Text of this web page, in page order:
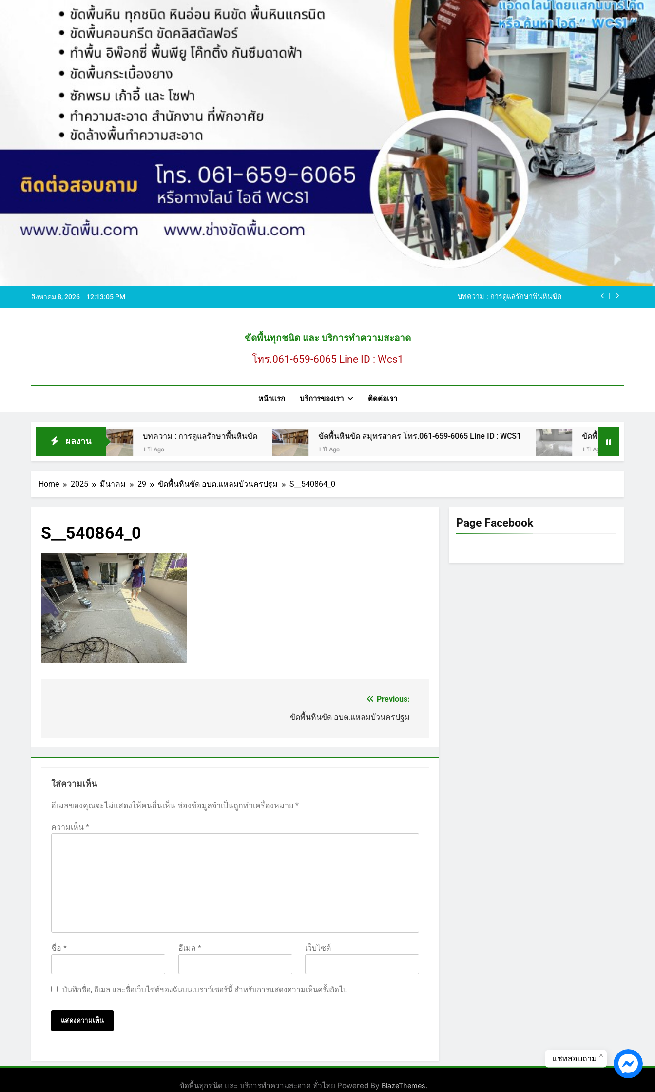
สิงหาคม 8, 2026 12:13:06 PM
ขัดพื้นหินขัด อบต.แหลมบัวนครปฐม
ขัดพื้นหินอ่อน โทร.0616596065 ไลน์ WCS1
บทความ : การดูแลรักษาพื้นหินขัด
ขัดพื้นหินขัด สมุทรสาคร โทร.061-659-6065 Line ID : WCS1
ขัดพื้นทุกชนิด และ บริการทำความสะอาด
โทร.061-659-6065 Line ID : Wcs1
หน้าแรก บริการของเรา ติดต่อเรา
ผลงาน บทความ : การดูแลรักษาพื้นหินขัด ขัดพื้นหินขัด สมุทรสาคร โทร.061-659-6065 Line ID : WCS1
1 ปี Ago
ขัดพื้นหินขัด อบต.แหลมบัวนครปฐม
1 ปี Ago
Home 2025 มีนาคม 29 ขัดพื้นหินขัด อบต.แหลมบัวนครปฐม S__540864_0
S__540864_0
Previous:
ขัดพื้นหินขัด อบต.แหลมบัวนครปฐม
ใส่ความเห็น
อีเมลของคุณจะไม่แสดงให้คนอื่นเห็น ช่องข้อมูลจำเป็นถูกทำเครื่องหมาย *
ความเห็น *
ชื่อ * อีเมล * เว็บไซต์
บันทึกชื่อ, อีเมล และชื่อเว็บไซต์ของฉันบนเบราว์เซอร์นี้ สำหรับการแสดงความเห็นครั้งถัดไป
Page Facebook
ขัดพื้นทุกชนิด และ บริการทำความสะอาด ทั่วไทย Powered By BlazeThemes.
แชทสอบถาม